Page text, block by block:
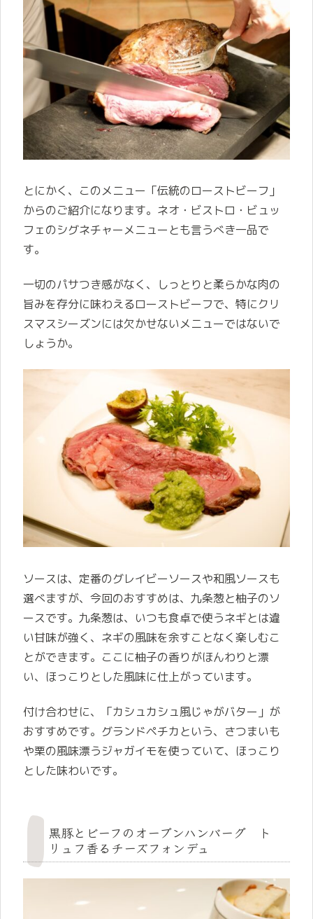
とにかく、このメニュー「伝統のローストビーフ」
からのご紹介になります。ネオ・ビストロ・ビュッ
フェのシグネチャーメニューとも言うべき一品で
す。
一切のパサつき感がなく、しっとりと柔らかな肉の
旨みを存分に味わえるローストビーフで、特にクリ
スマスシーズンには欠かせないメニューではないで
しょうか。
ソースは、定番のグレイビーソースや和風ソースも
選べますが、今回のおすすめは、九条葱と柚子のソ
ースです。九条葱は、いつも食卓で使うネギとは違
い甘味が強く、ネギの風味を余すことなく楽しむこ
とができます。ここに柚子の香りがほんわりと漂
い、ほっこりとした風味に仕上がっています。
付け合わせに、「カシュカシュ風じゃがバター」が
おすすめです。グランドペチカという、さつまいも
や栗の風味漂うジャガイモを使っていて、ほっこり
とした味わいです。
黒豚とビーフのオーブンハンバーグ ト
リュフ香るチーズフォンデュ